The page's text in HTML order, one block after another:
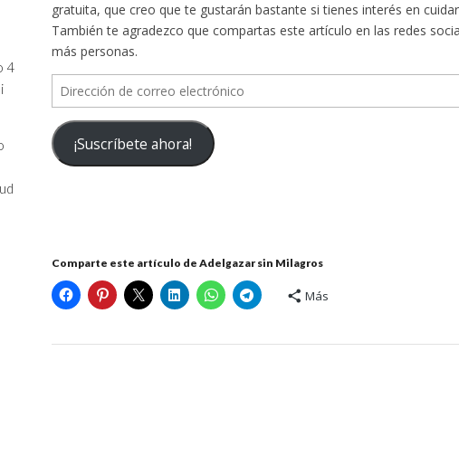
gratuita, que creo que te gustarán bastante si tienes interés en
También te agradezco que compartas este artículo en las redes
más personas.
Dirección
de
correo
electrónico
¡Suscríbete ahora!
Comparte este artículo de Adelgazar sin Milagros
Más
4